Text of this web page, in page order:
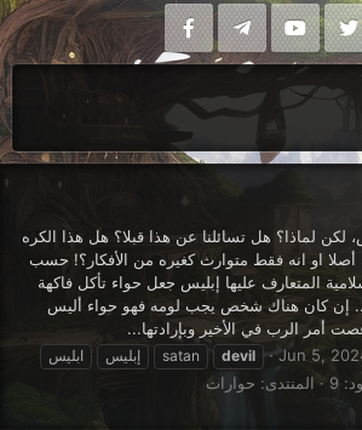
لكن لماذا؟ هل تسائلنا عن هذا قبلا؟ هل هذا الكره
أصلا او انه فقط متوارث كغيره من الأفكار؟! حسب
المتعارف عليها إبليس جعل حواء تأكل فاكهة
إن كان هناك شخص يجب لومه فهو حواء أليس
أمر الرب في الأخير وبإرادتها...
Jun 5,
devil
satan إبليس
ابليس
9 المنتدى: حوارات